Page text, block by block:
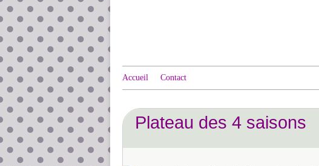
Accueil Contact
Plateau des 4 saisons